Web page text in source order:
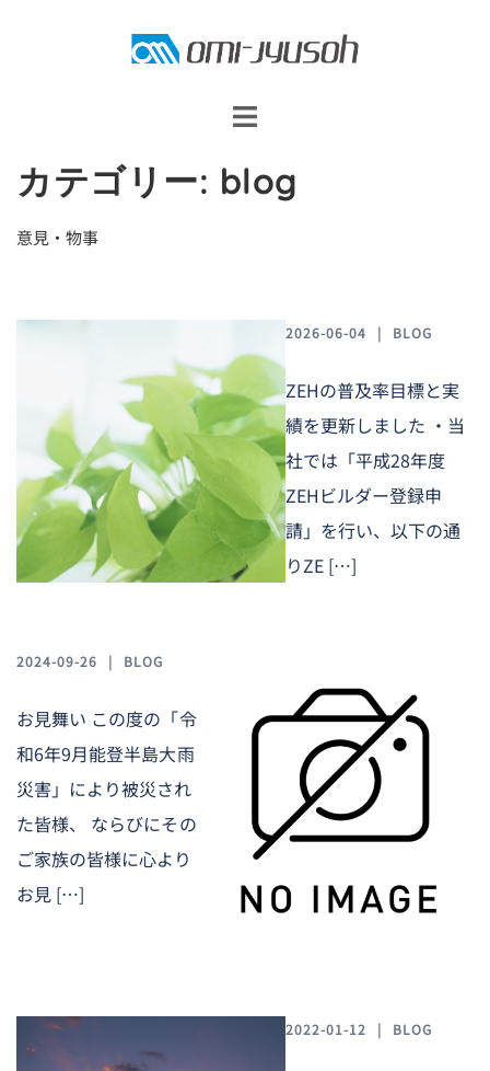
カテゴリー: blog
意見・物事
2026-06-04 BLOG
ZEHの普及率目標と実
績を更新しました ・当
社では「平成28年度
ZEHビルダー登録申
請」を行い、以下の通
りZE […]
2024-09-26 BLOG
お見舞い この度の「令
和6年9月能登半島大雨
災害」により被災され
た皆様、 ならびにその
ご家族の皆様に心より
お見 […]
2022-01-12 BLOG